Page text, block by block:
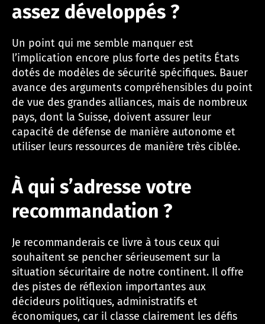
assez développés ?
Un point qui me semble manquer est
l’implication encore plus forte des petits États
dotés de modèles de sécurité spécifiques. Bauer
avance des arguments compréhensibles du point
de vue des grandes alliances, mais de nombreux
pays, dont la Suisse, doivent assurer leur
capacité de défense de manière autonome et
utiliser leurs ressources de manière très ciblée.
À qui s’adresse votre
recommandation ?
Je recommanderais ce livre à tous ceux qui
souhaitent se pencher sérieusement sur la
situation sécuritaire de notre continent. Il offre
des pistes de réflexion importantes aux
décideurs politiques, administratifs et
économiques, car il classe clairement les défis